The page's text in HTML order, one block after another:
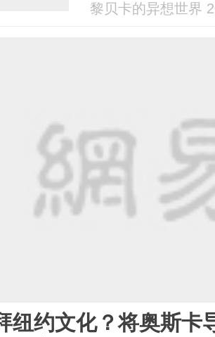
黎贝卡的异想世界
纽约文化？将奥斯卡